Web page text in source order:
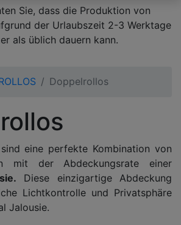
Sie, dass die Produktion von
der Urlaubszeit 2-3 Werktage
als üblich dauern kann.
Doppelrollos
eine perfekte Kombination von
mit der Abdeckungsrate einer
Diese einzigartige Abdeckung
Lichtkontrolle und Privatsphäre
Jalousie.